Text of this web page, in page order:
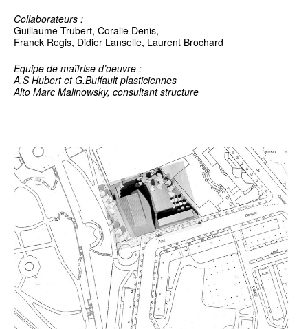
Collaborateurs :
Guillaume Trubert, Coralie Denis,
Franck Regis, Didier Lanselle, Laurent Brochard
Equipe de maîtrise d’oeuvre :
A.S Hubert et G.Buffault plasticiennes
Alto Marc Malinowsky, consultant structure